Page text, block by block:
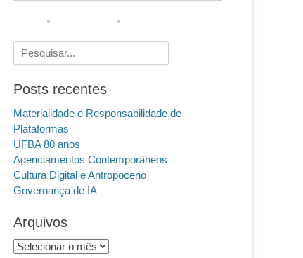
Pesquisar
por:
Posts recentes
Materialidade e Responsabilidade de
Plataformas
UFBA 80 anos
Agenciamentos Contemporâneos
Cultura Digital e Antropoceno
Governança de IA
Arquivos
Arquivos